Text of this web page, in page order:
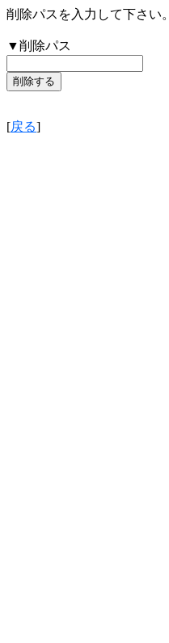
削除パスを入力して下さい。
▼削除パス
[戻る]